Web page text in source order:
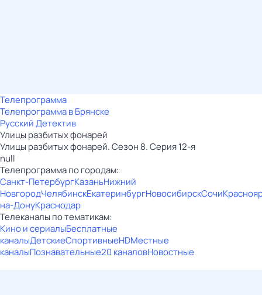
Телепрограмма
Телепрограмма в Брянске
Русский Детектив
Улицы разбитых фонарей
Улицы разбитых фонарей. Сезон 8. Серия 12-я
null
Телепрограмма по городам:
Санкт-ПетербургКазаньНижний
НовгородЧелябинскЕкатеринбургНовосибирскСочи
на-ДонуКраснодар
Телеканалы по тематикам:
Кино и сериалыБесплатные
каналыДетскиеСпортивныеHDМестные
каналыПознавательные20 каналовНовостные